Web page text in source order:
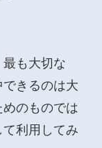
も大切な
できるのは大
のものでは
利用してみ